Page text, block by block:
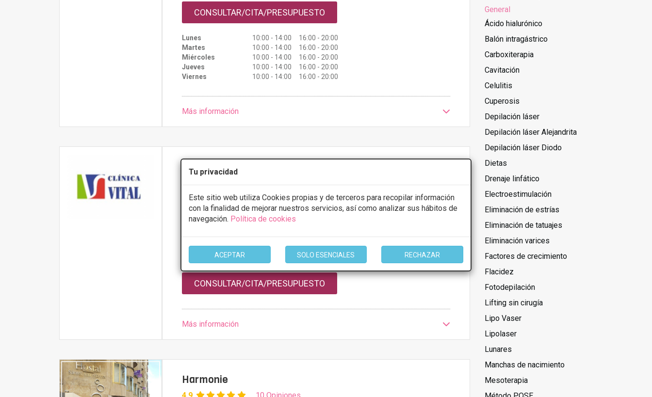
Tu privacidad
Este sitio web utiliza Cookies propias y de terceros para recopilar información
con la finalidad de mejorar nuestros servicios, así como analizar sus hábitos de
navegación. Política de cookies
ACEPTAR SOLO ESENCIALES RECHAZAR
CONSULTAR/CITA/PRESUPUESTO
Lunes
10:00 - 14:00 16:00 - 20:00
Martes
10:00 - 14:00 16:00 - 20:00
Miércoles
10:00 - 14:00 16:00 - 20:00
Jueves
10:00 - 14:00 16:00 - 20:00
Viernes
10:00 - 14:00 16:00 - 20:00
Más información
Clínica Vital
5 3 Opiniones
Calle Cuarta 16 - 37007, Salamanca VER MAPA
PRIMERA CONSULTA GRATUITA
Presupuestos con
5% de descuento *
CONSULTAR/CITA/PRESUPUESTO
Más información
Harmonie
General
Ácido hialurónico
Balón intragástrico
Carboxiterapia
Cavitación
Celulitis
Cuperosis
Depilación láser
Depilación láser Alejandrita
Depilación láser Diodo
Dietas
Drenaje linfático
Electroestimulación
Eliminación de estrías
Eliminación de tatuajes
Eliminación varices
Factores de crecimiento
Flacidez
Fotodepilación
Lifting sin cirugía
Lipo Vaser
Lipolaser
Lunares
Manchas de nacimiento
Mesoterapia